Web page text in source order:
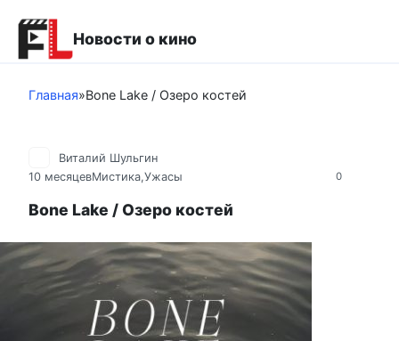
контенту
Новости о кино
Главная»Bone Lake / Озеро костей
0
Виталий Шульгин
10 месяцевМистика,Ужасы
Bone Lake / Озеро костей